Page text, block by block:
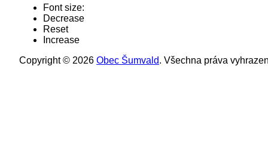
Font size:
Decrease
Reset
Increase
Copyright © 2026Obec Šumvald. Všechna práva